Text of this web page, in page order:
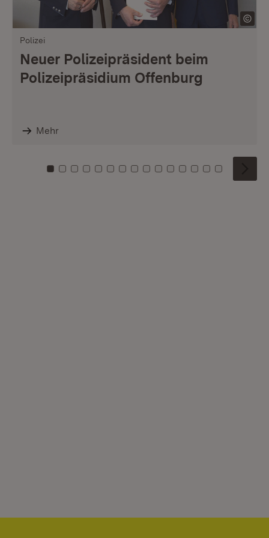
Polizei
Neuer Polizeipräsident beim
Polizeipräsidium Offenburg
Mehr
Zu Kachel: 0
Zu Kachel: 1
Zu Kachel: 2
Zu Kachel: 3
Zu Kachel: 4
Zu Kachel: 5
Zu Kachel: 6
Zu Kachel: 7
Zu Kachel: 8
Zu Kachel: 9
Zu Kachel: 10
Zu Kachel: 11
Zu Kachel: 12
Zu Kachel:
Zu